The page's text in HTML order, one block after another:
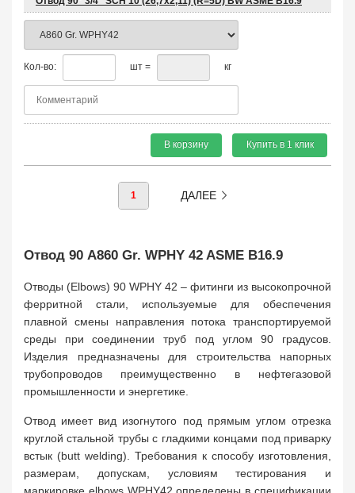
Кол-во: шт = кг
В корзину Купить в 1 клик
1 ДАЛЕЕ
Отвод 90 A860 Gr. WPНY 42 ASME B16.9
Отводы (Elbows) 90 WPНY 42 – фитинги из высокопрочной
ферритной стали, используемые для обеспечения
плавной смены направления потока транспортируемой
среды при соединении труб под углом 90 градусов.
Изделия предназначены для строительства напорных
трубопроводов преимущественно в нефтегазовой
промышленности и энергетике.
Отвод имеет вид изогнутого под прямым углом отрезка
круглой стальной трубы с гладкими концами под приварку
встык (butt welding). Требования к способу изготовления,
размерам, допускам, условиям тестирования и